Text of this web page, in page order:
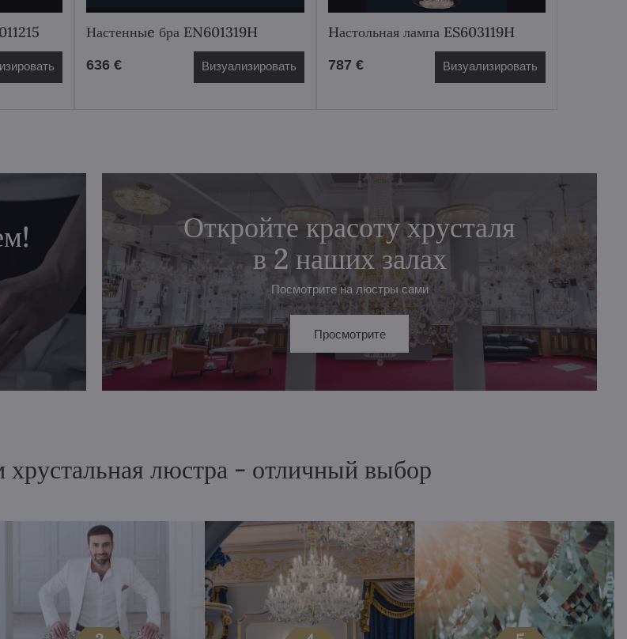
Настенныe бра EN601319H
636 € Визуализировать
Hастольная лампа ES603119H
787 € Визуализировать
Откройте красоту хрусталя
в 2 наших залах
Посмотрите на люстры сами
Просмотрите
люстра - отличный выбор